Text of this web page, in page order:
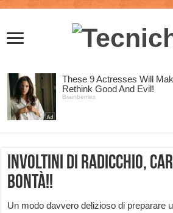
Involtini di radicchio,
bontà!!
Un modo davvero delizioso di preparare